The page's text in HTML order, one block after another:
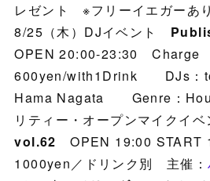
レゼント ※フリーイエガーあ
8/25（木）DJイベント
OPEN 20:00-23:30 Charge
600yen/with1Drink DJs：
Hama Nagata Genre：
リティー・オープンマイクイ
vol.62 OPEN 19:00
1000yen／ドリンク別 主催：